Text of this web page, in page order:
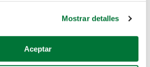
quisiéramos:
sobre su ubicación geográfica
Mostrar detalles
Aceptar
mano